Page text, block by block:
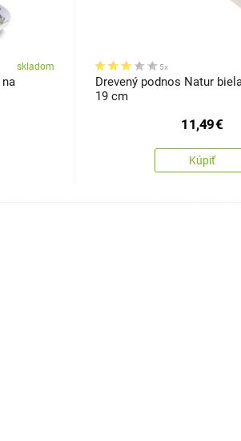
skladom 5x
Drevený podnos Natur
19 cm
11,49€
Kúpiť